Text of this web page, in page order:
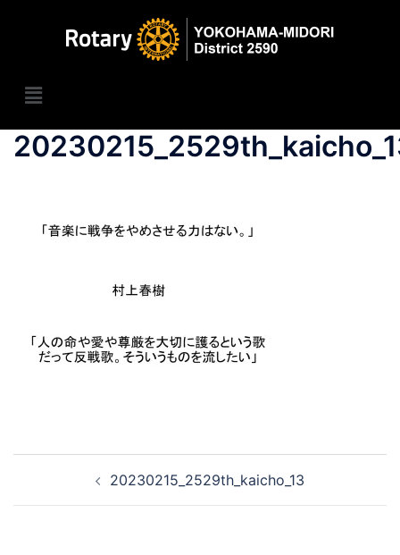
20230215_2529th_kaicho_13